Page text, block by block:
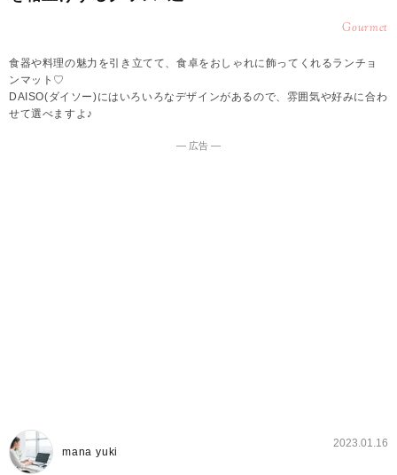
Gourmet
食器や料理の魅力を引き立てて、食卓をおしゃれに飾ってくれるランチョ
ンマット♡
DAISO(ダイソー)にはいろいろなデザインがあるので、雰囲気や好みに合わ
せて選べますよ♪
― 広告 ―
mana yuki
2023.01.16